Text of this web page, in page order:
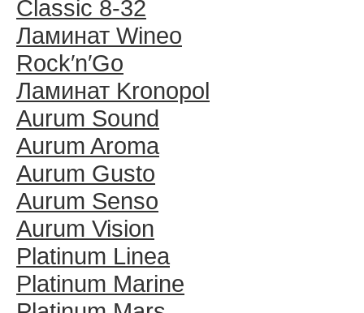
Classic 8-32
Ламинат Wineo
Rock′n′Go
Ламинат Kronopol
Aurum Sound
Aurum Aroma
Aurum Gusto
Aurum Senso
Aurum Vision
Platinum Linea
Platinum Marine